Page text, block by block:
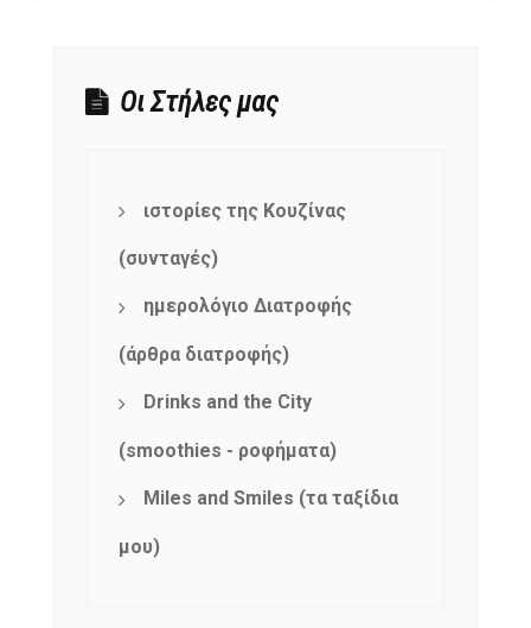
Οι Στήλες μας
ιστορίες της Κουζίνας
(συνταγές)
ημερολόγιο Διατροφής
(άρθρα διατροφής)
Drinks and the City
(smoothies - ροφήματα)
Miles and Smiles (τα ταξίδια
μου)